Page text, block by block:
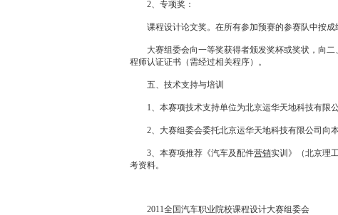
2、专项奖：
课程设计论文奖。在所有参加预赛的参赛队中按成
大赛组委会向一等奖获得者颁发奖杯或奖状，向二
程师认证证书（需经过相关程序）。
五、技术支持与培训
1、本赛项技术支持单位为北京运华天地科技有限
2、大赛组委会委托北京运华天地科技有限公司向
3、本赛项推荐《汽车及配件营销实训》（北京理
考资料。
2011全国汽车职业院校课程设计大赛组委会